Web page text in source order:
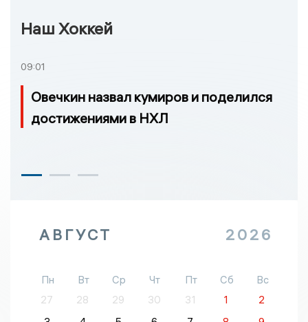
Наш Хоккей
09:01
Овечкин назвал кумиров и поделился
достижениями в НХЛ
АВГУСТ 2026
Пн Вт Ср Чт Пт Сб
Вс
27
28 29 30 31 1
2